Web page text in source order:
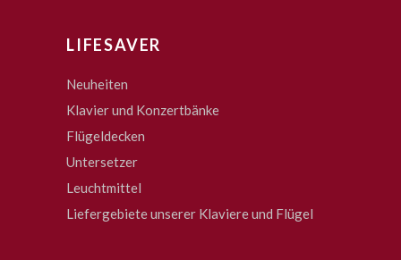
LIFESAVER
Neuheiten
Klavier und Konzertbänke
Flügeldecken
Untersetzer
Leuchtmittel
Liefergebiete unserer Klaviere und Flügel